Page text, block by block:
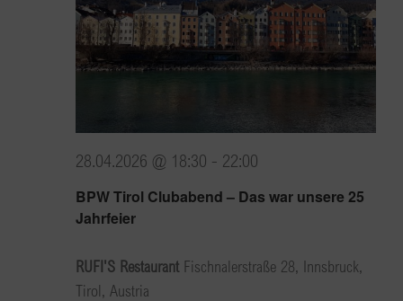
BPW Tirol Clubabend – Das war unsere 25
Jahrfeier
28.04.2026 @ 18:30 - 22:00
RUFI'S Restaurant Fischnalerstraße 28, Innsbruck,
Tirol, Austria